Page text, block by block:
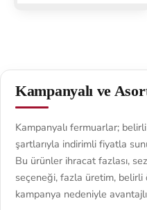
Kampanyalı ve
Kampanyalı fermuarlar;
şartlarıyla indirimli fiyatla
Bu ürünler ihracat fazlası,
seçeneği, fazla üretim,
kampanya nedeniyle